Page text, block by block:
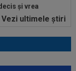
ce
FC Bihor 0-
al...
Vezi ultimele ştiri